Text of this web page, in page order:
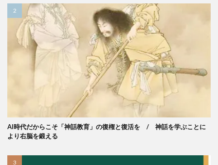
AI時代だからこそ「神話教育」の復権と復活を / 神話を学ぶことに
より右脳を鍛える